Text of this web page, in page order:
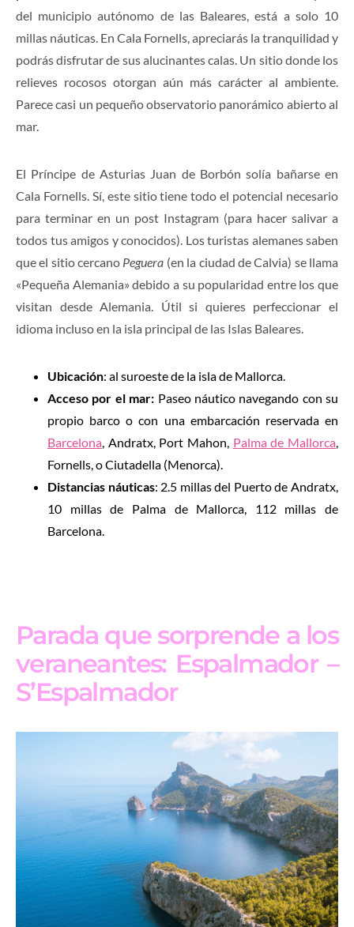
del municipio autónomo de las Baleares, está a solo 10
millas náuticas. En Cala Fornells, apreciarás la tranquilidad y
podrás disfrutar de sus alucinantes calas. Un sitio donde los
relieves rocosos otorgan aún más carácter al ambiente.
Parece casi un pequeño observatorio panorámico abierto al
mar.
El Príncipe de Asturias Juan de Borbón solía bañarse en
Cala Fornells. Sí, este sitio tiene todo el potencial necesario
para terminar en un post Instagram (para hacer salivar a
todos tus amigos y conocidos). Los turistas alemanes saben
que el sitio cercano Peguera (en la ciudad de Calvia) se llama
«Pequeña Alemania» debido a su popularidad entre los que
visitan desde Alemania. Útil si quieres perfeccionar el
idioma incluso en la isla principal de las Islas Baleares.
Ubicación: al suroeste de la isla de Mallorca.
Acceso por el mar: Paseo náutico navegando con su
propio barco o con una embarcación reservada en
Barcelona , Andratx, Port Mahon, Palma de Mallorca
Fornells, o Ciutadella (Menorca).
Distancias náuticas: 2.5 millas del Puerto de Andratx,
10 millas de Palma de Mallorca, 112 millas de
Barcelona.
Parada que sorprende a los
veraneantes: Espalmador –
S’Espalmador